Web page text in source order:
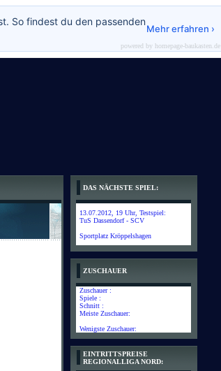
DAS NÄCHSTE SPIEL:
13.07.2012, 19 Uhr, Testspiel:
TuS Dassendorf - SCV
Sportplatz Kröppelshagen
ZUSCHAUER
Zuschauer :
Spiele :
Schnitt :
Meiste Zuschauer:
Wenigste Zuschauer:
EINTRITTSPREISE
REGIONALLIGA NORD:
So findest du den passenden
Mehr erfahren ›
powered by homepage-baukasten.de